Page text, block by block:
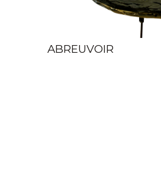
ABREUVOIR